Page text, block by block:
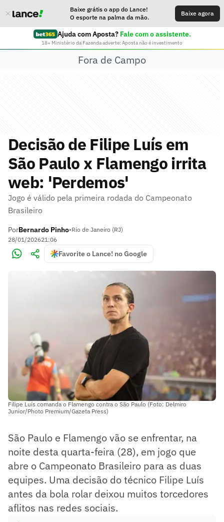
Baixe grátis o app do Lance!
O esporte na palma da mão.
Baixe agora
Ajuda com Aposta? Fale com o assistente.
18+ Ministério da Fazenda adverte: Aposta não é investimento
Fora de Campo
Decisão de Filipe Luís em
São Paulo x Flamengo irrita
web: 'Perdemos'
Jogo é válido pela primeira rodada do Campeonato
Brasileiro
PorBernardo Pinho•Rio de Janeiro (RJ)
28/01/202621:06
Favorite o Lance! no Google
Filipe Luís comanda o Flamengo contra o São Paulo (Foto: Delmiro
Junior/Photo Premium/Gazeta Press)
São Paulo e Flamengo vão se enfrentar, na
noite desta quarta-feira (28), em jogo que
abre o Campeonato Brasileiro para as duas
equipes. Uma decisão do técnico Filipe Luís
antes da bola rolar deixou muitos torcedores
aflitos nas redes sociais.